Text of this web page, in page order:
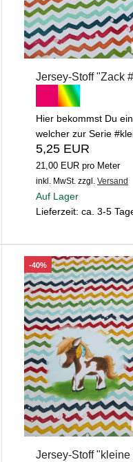
Jersey-Stoff "Zack
Hier bekommst Du
welcher zur Serie
5,25 EUR
21,00 EUR pro Meter
inkl. MwSt. zzgl. Versand
Auf Lager
Lieferzeit: ca. 3-5
-40%
Jersey-Stoff